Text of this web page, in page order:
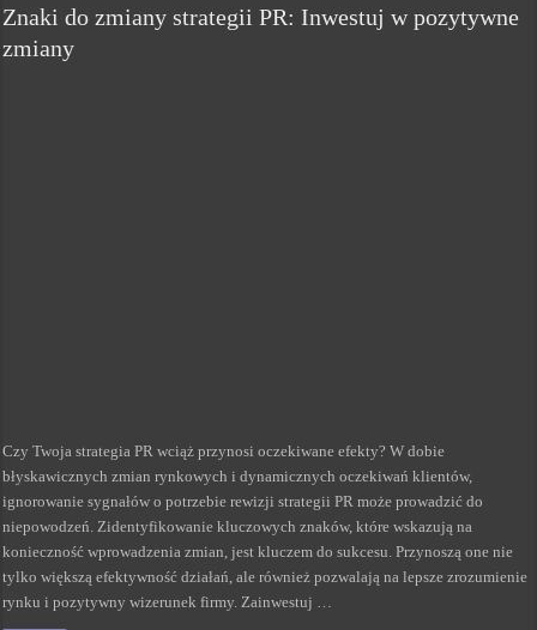
Znaki do zmiany strategii PR: Inwestuj w pozytywne
zmiany
Czy Twoja strategia PR wciąż przynosi oczekiwane efekty? W dobie
błyskawicznych zmian rynkowych i dynamicznych oczekiwań klientów,
ignorowanie sygnałów o potrzebie rewizji strategii PR może prowadzić do
niepowodzeń. Zidentyfikowanie kluczowych znaków, które wskazują na
konieczność wprowadzenia zmian, jest kluczem do sukcesu. Przynoszą one nie
tylko większą efektywność działań, ale również pozwalają na lepsze zrozumienie
rynku i pozytywny wizerunek firmy. Zainwestuj …